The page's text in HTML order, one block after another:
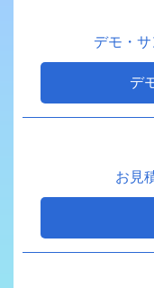
デモ・
デ
お見